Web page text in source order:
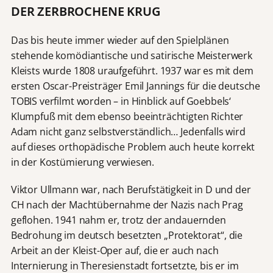
DER ZERBROCHENE KRUG
Das bis heute immer wieder auf den Spielplänen
stehende komödiantische und satirische Meisterwerk
Kleists wurde 1808 uraufgeführt. 1937 war es mit dem
ersten Oscar-Preisträger Emil Jannings für die deutsche
TOBIS verfilmt worden – in Hinblick auf Goebbels‘
Klumpfuß mit dem ebenso beeinträchtigten Richter
Adam nicht ganz selbstverständlich… Jedenfalls wird
auf dieses orthopädische Problem auch heute korrekt
in der Kostümierung verwiesen.
Viktor Ullmann war, nach Berufstätigkeit in D und der
CH nach der Machtübernahme der Nazis nach Prag
geflohen. 1941 nahm er, trotz der andauernden
Bedrohung im deutsch besetzten „Protektorat“, die
Arbeit an der Kleist-Oper auf, die er auch nach
Internierung in Theresienstadt fortsetzte, bis er im